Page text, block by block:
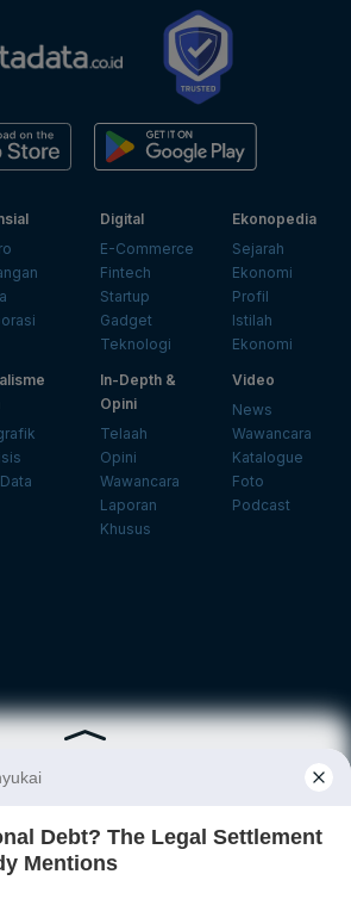
Digital
E-Commerce
Fintech
Startup
Gadget
Teknologi
Ekonopedia
Sejarah
Ekonomi
Profil
Istilah
Ekonomi
In-Depth &
Opini
Telaah
Opini
Wawancara
Laporan
Khusus
Video
News
Wawancara
Katalogue
Foto
Podcast
Daftar